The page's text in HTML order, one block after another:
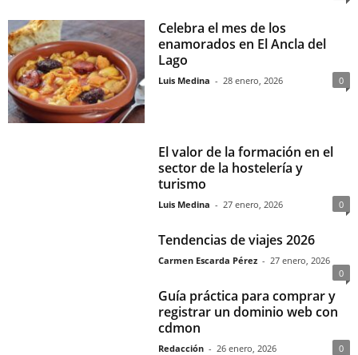
Celebra el mes de los
enamorados en El Ancla del
Lago
Luis Medina - 28 enero, 2026 0
El valor de la formación en el
sector de la hostelería y
turismo
Luis Medina - 27 enero, 2026 0
Tendencias de viajes 2026
Carmen Escarda Pérez - 27 enero, 2026
0
Guía práctica para comprar y
registrar un dominio web con
cdmon
Redacción - 26 enero, 2026 0